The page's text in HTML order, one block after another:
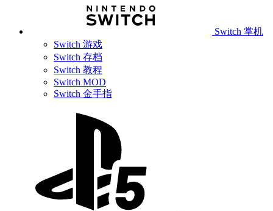
Switch 掌机
Switch 游戏
Switch 存档
Switch 教程
Switch MOD
Switch 金手指